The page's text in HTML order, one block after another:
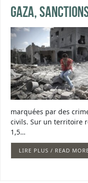
Gaza,
marquées par des
civils. Sur un territoire
1,5…
LIRE PLUS / READ